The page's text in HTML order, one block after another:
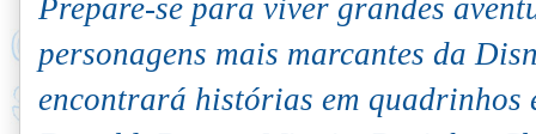
Prepare-se para viver grandes
personagens mais marcantes da
encontrará histórias em quadrinhos